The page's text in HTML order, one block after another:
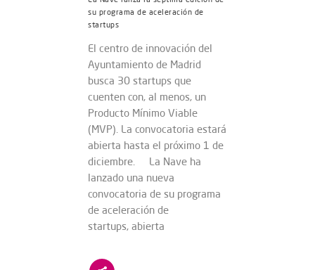
su programa de aceleración de
startups
El centro de innovación del
Ayuntamiento de Madrid
busca 30 startups que
cuenten con, al menos, un
Producto Mínimo Viable
(MVP). La convocatoria estará
abierta hasta el próximo 1 de
diciembre. La Nave ha
lanzado una nueva
convocatoria de su programa
de aceleración de
startups, abierta